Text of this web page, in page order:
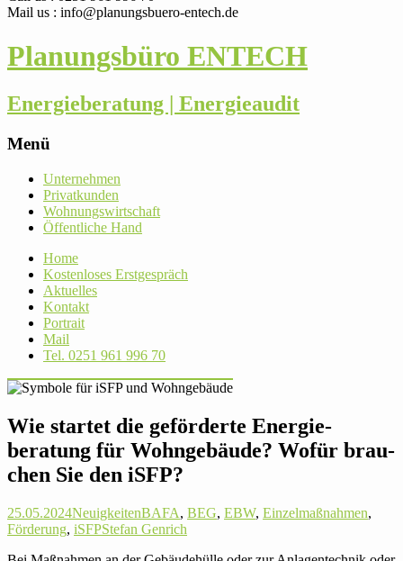
Mail us : info@planungsbuero-entech.de
Planungsbüro ENTECH
Energieberatung | Energieaudit
Menü
Skip
content
Unter­nehmen
Pri­vat­kunden
Woh­nungs­wirt­schaft
Öffent­liche Hand
Home
Kos­ten­loses Erstgespräch
Aktu­elles
Kontakt
Por­trait
Mail
Tel. 0251 961 996 70
Wie startet die geför­derte Energie­
beratung für Wohn­ge­bäude? Wofür brau­
chen Sie den iSFP?
25.05.2024NeuigkeitenBAFA, BEG, EBW, Einzelmaßnahmen,
Förderung, iSFPStefan Genrich